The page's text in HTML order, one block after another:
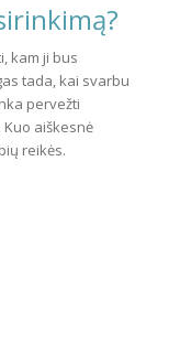
kam ji bus
tada, kai svarbu
pervežti
aiškesnė
reikės.